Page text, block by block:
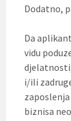
Dodatno,
Da
vidu
i/ili
biznisa